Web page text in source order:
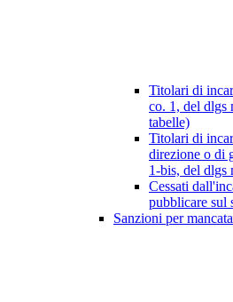
Titolari di
co. 1, del dlgs
tabelle)
Titolari di
direzione o di
1-bis, del dlgs
Cessati
pubblicare sul
Sanzioni per